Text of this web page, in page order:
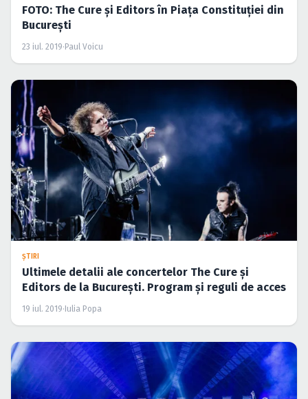
FOTO: The Cure şi Editors în Piaţa Constituţiei din
Bucureşti
23 iul. 2019· Paul Voicu
ŞTIRI
Ultimele detalii ale concertelor The Cure şi
Editors de la Bucureşti. Program şi reguli de acces
19 iul. 2019· Iulia Popa